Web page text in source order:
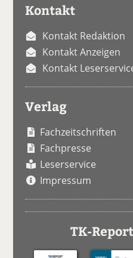
Kontakt
Kontakt Redaktion
Kontakt Anzeigen
Kontakt
Verlag
Fachzeitschriften
Fachpresse
Leserservice
Impressum
TK-